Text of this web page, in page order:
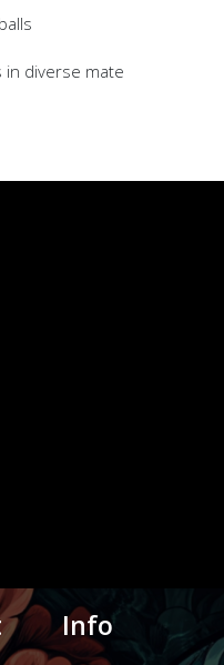
in diverse mate
Info